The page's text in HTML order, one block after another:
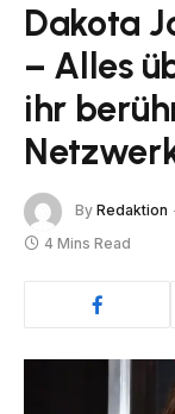
Dakota
– Alles
ihr
By Redaktion
4 Mins Read